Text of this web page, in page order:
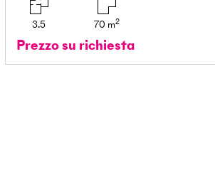
3.5 70 m2
Prezzo su richiesta